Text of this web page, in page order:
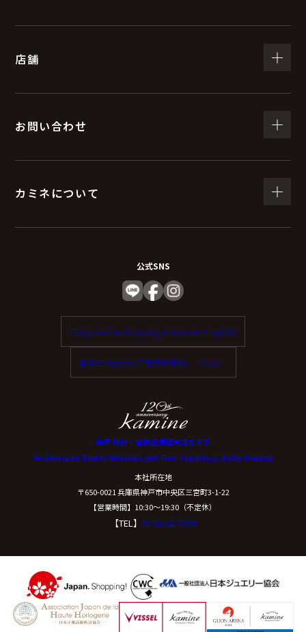
（５）個人情報の取扱いの委託について
取得した個人情報の取扱いの全部又は、一部を委託する
託を行います。
報の一部をご提供いただけない場合は、お問い合わせ内
（７）保有個人データの開示等および問い合わ
ご本人からの求めにより、当社が保有する保有個人デー
開示等に応ずる窓口は、下記「当社の個人情報の取扱い
に関する苦情、相談等の問合せ先」を参照してくださ
（８）本人が容易に認識できない方法による個
人情報の取得
おりません。
（９）個人情報の安全管理措置について
店舗
お問い合わせ
カミネについて
公式SNS
Enjoy tax-free shopping at Kamine. (English)
歡迎在 Kamine 享受免稅購物。（中文）
神戸 時計・宝飾正規販売店カミネ
Authorized Dealer Watches and Fine Jewellery, Kobe Kamine
本社所在地
〒650-0021 兵庫県神戸市中央区三宮町3-1-22
【営業時間】10:30〜19:30（不定休）
【TEL】 0120-02-7039